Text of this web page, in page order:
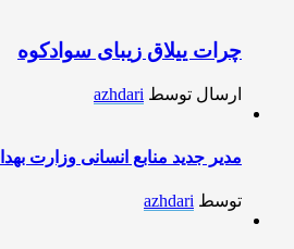
چرات ییلاق زیبای سوادکوه
ارسال توسط azhdari
مدیر جدید منابع انسانی وزارت
توسط azhdari